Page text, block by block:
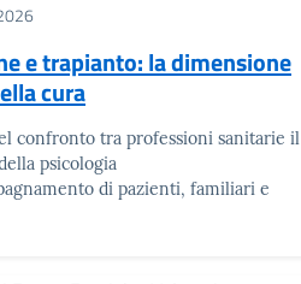
e trapianto: la dimensione
cura
confronto tra professioni sanitarie il
psicologia
di pazienti, familiari e